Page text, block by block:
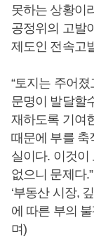
못하는 상황이
공정위의 고발
제도인 전속고
“토지는 주어
문명이 발달할
재하도록 기여
때문에 부를 축
실이다. 이것이
없으니 문제다
‘부동산 시장,
에 따른 부의
며)